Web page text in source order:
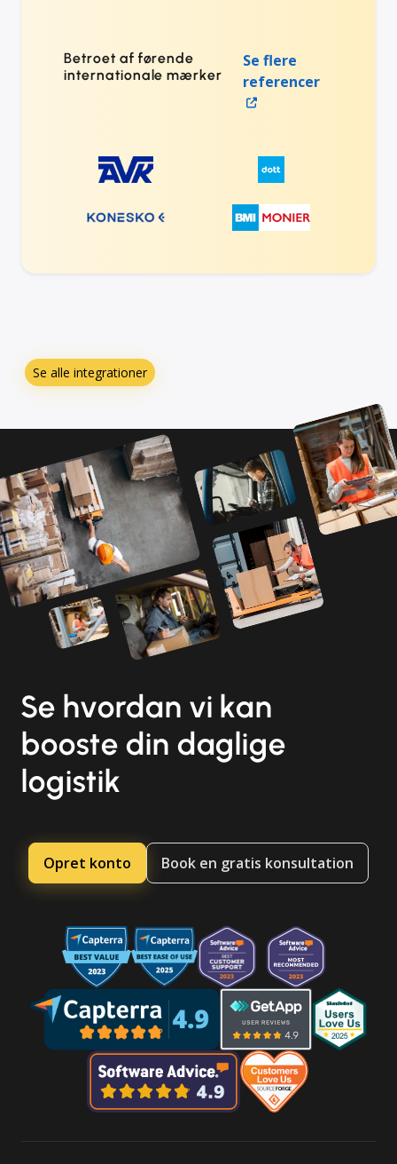
Betroet af førende
internationale mærker
Se flere
referencer
Se alle integrationer
Se hvordan vi kan
booste din daglige
logistik
Opret konto Book en gratis konsultation